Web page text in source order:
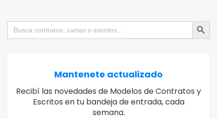
Buscar: Botón de
Mantenete actualizado
Recibí las novedades de Modelos de Contratos y
Escritos en tu bandeja de entrada, cada
semana.